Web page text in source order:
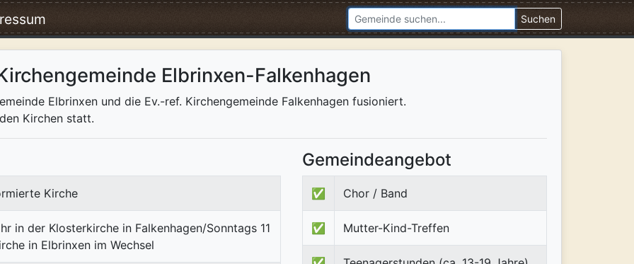
Suchen
Elbrinxen-Falkenhagen
Elbrinxen und die Ev.-ref. Kirchengemeinde Falkenhagen fusioniert.
Kirchen statt.
Kirche
in der Klosterkirche in Falkenhagen/Sonntags 11
in Elbrinxen im Wechsel
Gemeindeangebot
✅ Chor / Band
✅ Mutter-Kind-Treffen